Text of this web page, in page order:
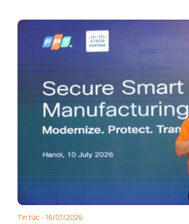
Tin tức - 16/07/2026